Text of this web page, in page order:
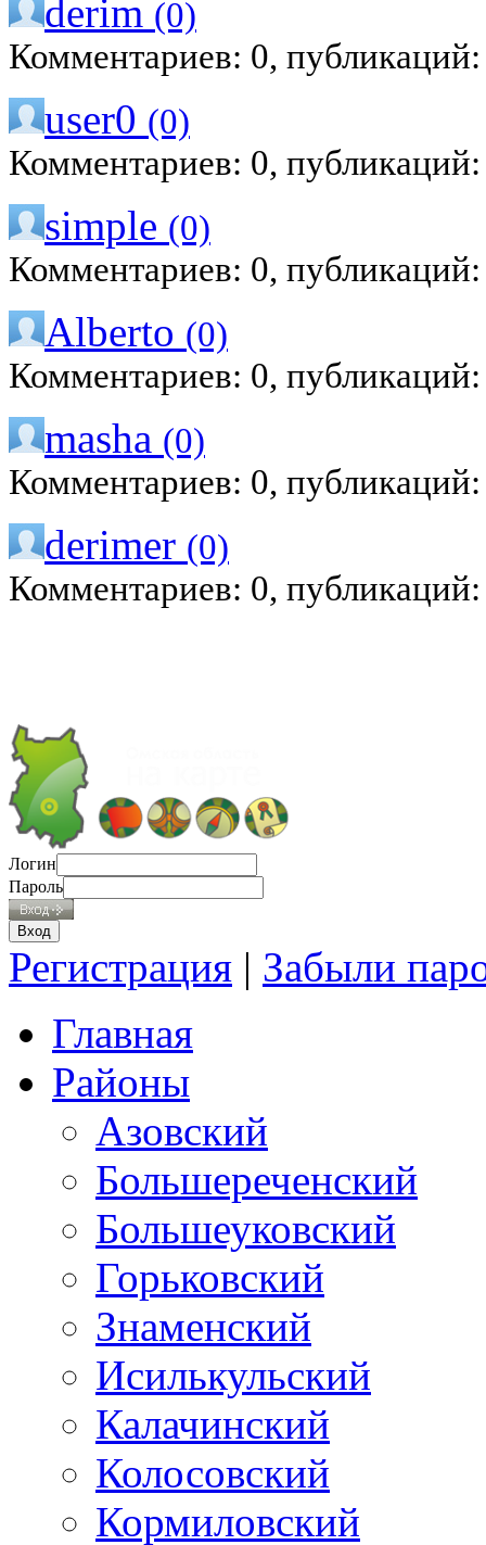
derim (0)
Комментариев: 0,
user0 (0)
Комментариев: 0,
simple (0)
Комментариев: 0,
Alberto (0)
Комментариев: 0,
masha (0)
Комментариев: 0,
derimer (0)
Комментариев: 0,
Логин
Пароль
Регистрация | Забыли
Главная
Районы
Азовский
Большереченский
Большеуковский
Горьковский
Знаменский
Исилькульский
Калачинский
Колосовский
Кормиловский